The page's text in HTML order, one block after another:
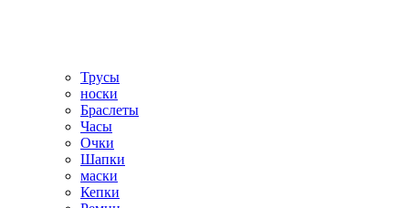
Трусы
носки
Браслеты
Часы
Очки
Шапки
маски
Кепки